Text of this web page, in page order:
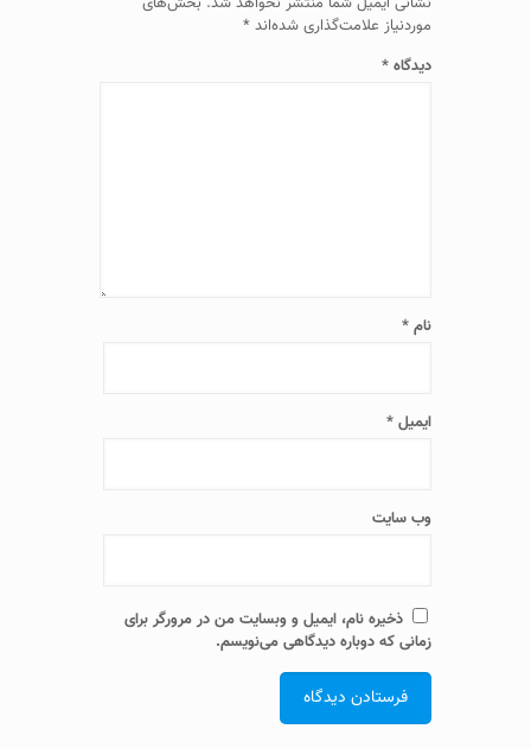
موردنیاز علامت‌گذاری شده‌اند *
دیدگاه *
نام *
ایمیل *
وب‌ سایت
ذخیره نام، ایمیل و وبسایت من در مرورگر برای
زمانی که دوباره دیدگاهی می‌نویسم.